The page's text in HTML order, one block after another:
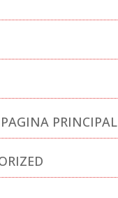
PRINCIPAL